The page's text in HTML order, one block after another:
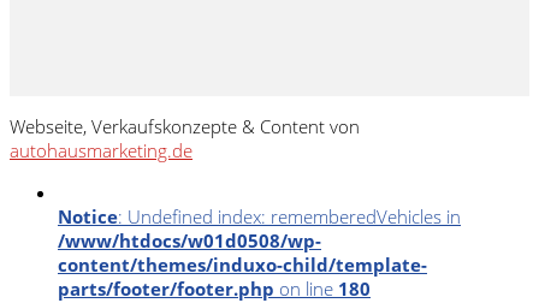
Webseite, Verkaufskonzepte & Content von
autohausmarketing.de
Notice: Undefined index: rememberedVehicles in
/www/htdocs/w01d0508/wp-
content/themes/induxo-child/template-
parts/footer/footer.php on line 180